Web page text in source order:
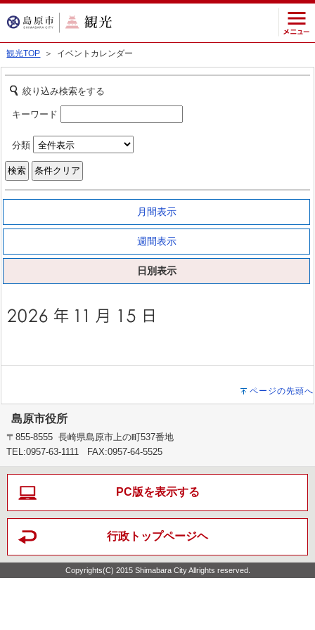
観光TOP ＞ イベントカレンダー
絞り込み検索をする
キーワード
分類
月間表示
週間表示
日別表示
ページの先頭へ
島原市役所
〒855-8555 長崎県島原市上の町537番地
TEL:0957-63-1111 FAX:0957-64-5525
PC版を表示する
行政トップページヘ
Copyrights(C) 2015 Shimabara City Allrights reserved.